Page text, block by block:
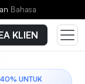
Bahasa
KLIEN
UNTUK